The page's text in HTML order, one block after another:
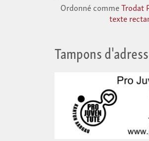
Ordonné commeTrodat
texte
Tampons